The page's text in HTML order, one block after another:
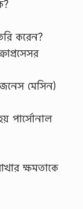
করেন?
মেসিন)
পার্সোনাল
ক্ষমতাকে